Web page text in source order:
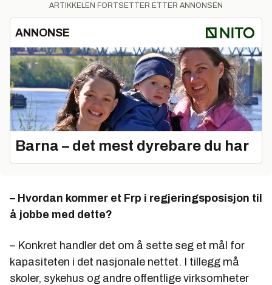
ARTIKKELEN FORTSETTER ETTER ANNONSEN
ANNONSE
Barna – det mest dyrebare du har
– Hvordan kommer et Frp i regjeringsposisjon til
å jobbe med dette?
– Konkret handler det om å sette seg et mål for
kapasiteten i det nasjonale nettet. I tillegg må
skoler, sykehus og andre offentlige virksomheter